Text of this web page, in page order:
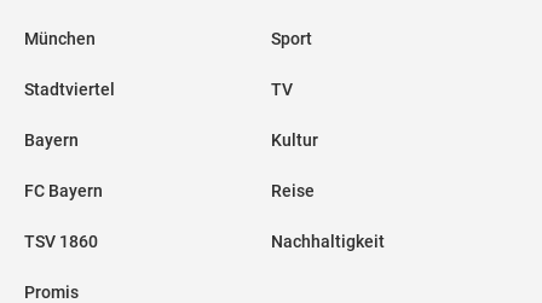
München
Stadtviertel
Bayern
FC Bayern
TSV 1860
Promis
Sport
TV
Kultur
Reise
Nachhaltigkeit